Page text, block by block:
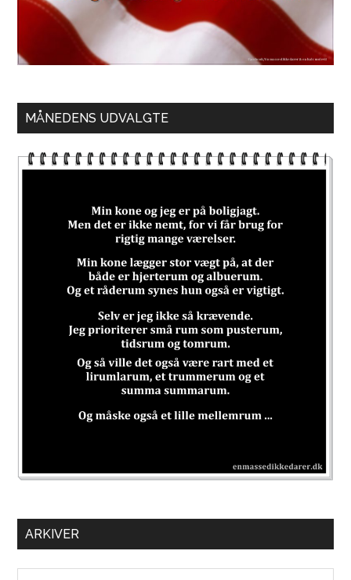
MÅNEDENS UDVALGTE
ARKIVER